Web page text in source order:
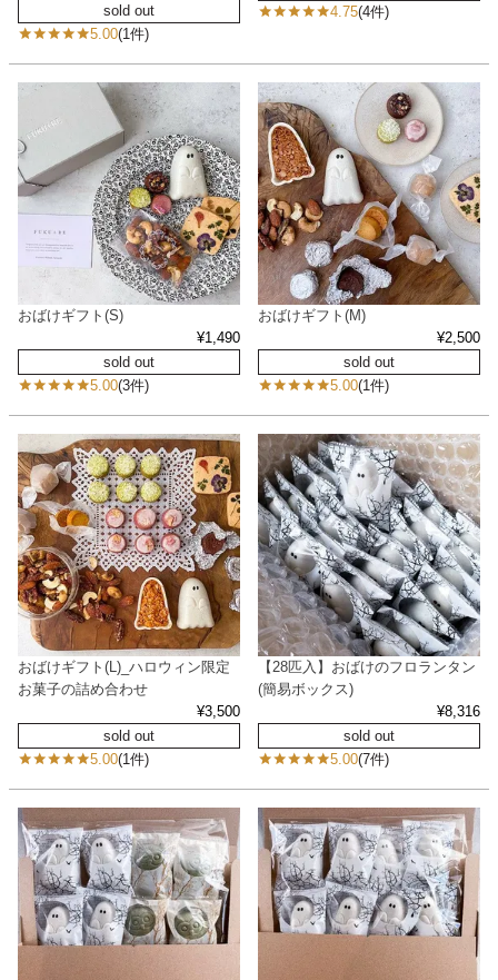
sold out
5.00(1件)
4.75(4件)
おばけギフト(S)
¥1,490
sold out
5.00(3件)
おばけギフト(M)
¥2,500
sold out
5.00(1件)
おばけギフト(L)_ハロウィン限定
お菓子の詰め合わせ
¥3,500
sold out
5.00(1件)
【28匹入】おばけのフロランタン
(簡易ボックス)
¥8,316
sold out
5.00(7件)